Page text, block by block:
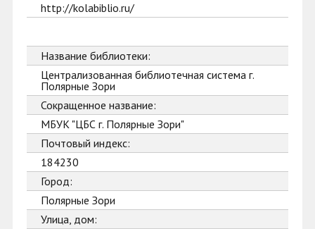
http://kolabiblio.ru/
Название библиотеки:
Централизованная библиотечная система г.
Полярные Зори
Сокращенное название:
МБУК "ЦБС г. Полярные Зори"
Почтовый индекс:
184230
Город:
Полярные Зори
Улица, дом: